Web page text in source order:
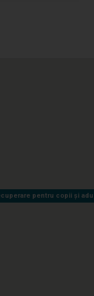
pentru copii și
pentru copii și